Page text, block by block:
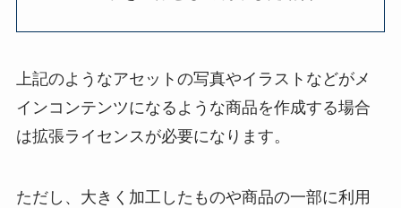
上記のようなアセットの写真やイラストなどがメ
インコンテンツになるような商品を作成する場合
は拡張ライセンスが必要になります。
ただし、大きく加工したものや商品の一部に利用